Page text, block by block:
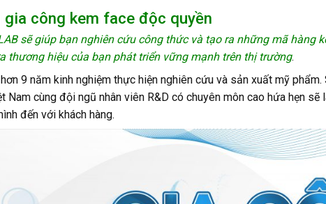
công kem face độc quyền
sẽ giúp bạn nghiên cứu công thức và tạo ra những mã hàng
thương hiệu của bạn phát triển vững mạnh trên thị trường.
9 năm kinh nghiệm thực hiện nghiên cứu và sản xuất mỹ phẩm.
cùng đội ngũ nhân viên R&D có chuyên môn cao hứa hẹn sẽ
đến với khách hàng.